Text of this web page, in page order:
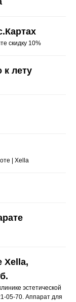
скидку 10%
к лету
| Xella
Xella,
эстетической
05-70. Аппарат для